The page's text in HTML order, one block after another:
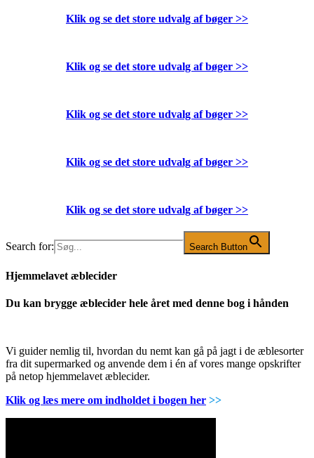
Klik og se det store udvalg af bøger >>
Klik og se det store udvalg af bøger >>
Klik og se det store udvalg af bøger >>
Klik og se det store udvalg af bøger >>
Klik og se det store udvalg af bøger >>
Search for: Search Button
Hjemmelavet æblecider
Du kan brygge æblecider hele året med denne bog i hånden
Vi guider nemlig til, hvordan du nemt kan gå på jagt i de æblesorter
fra dit supermarked og anvende dem i én af vores mange opskrifter
på netop hjemmelavet æblecider.
Klik og læs mere om indholdet i bogen her >>